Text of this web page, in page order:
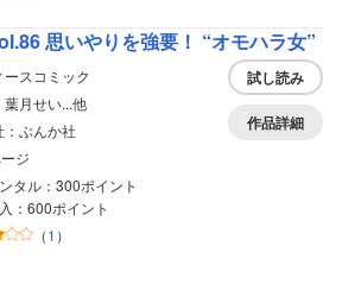
思いやりを強要！ “オモハラ女”
ースコミック
葉月せい...他
：ぶんか社
ジ
タル：300ポイント
：600ポイント
（1 ）
試し読み
作品詳細